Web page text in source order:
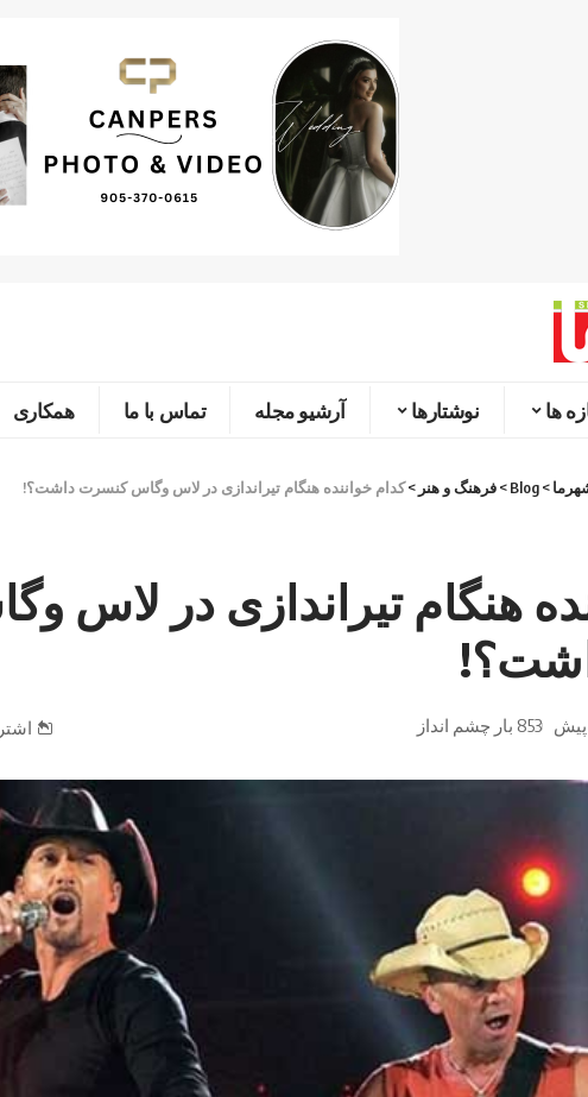
ها نوشتارها آرشیو مجله تماس با ما همکاری
>
Blog
>فرهنگ و هنر >کدام خواننده هنگام تیراندازی در لاس وگاس کنسرت داشت؟!
هنگام تیراندازی در لاس
853 بار چشم انداز